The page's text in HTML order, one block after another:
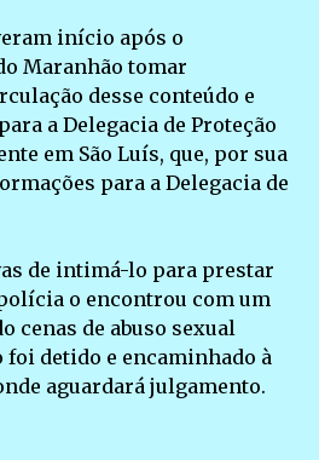
início após o
Maranhão tomar
desse conteúdo e
a Delegacia de Proteção
em São Luís, que, por sua
para a Delegacia de
de intimá-lo para prestar
o encontrou com um
cenas de abuso sexual
detido e encaminhado à
aguardará julgamento.